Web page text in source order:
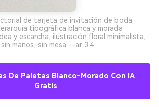
de tarjeta de invitación de boda
tipográfica blanca y morada
y escarcha, ilustración floral minimalista,
manos, sin mesa --ar 3:4
De Paletas Blanco-Morado Con IA
Gratis